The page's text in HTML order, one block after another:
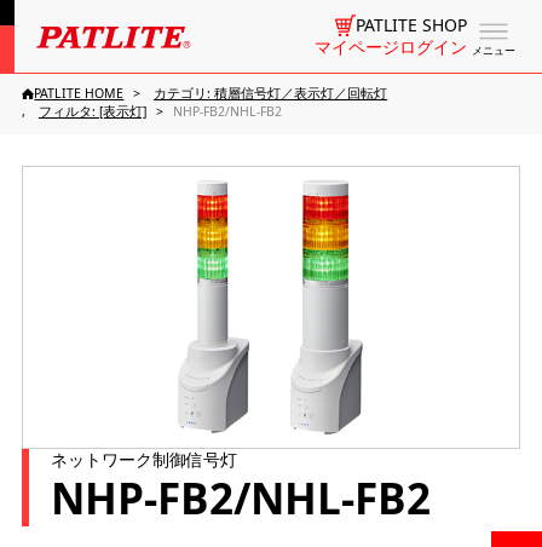
メニュー
PATLITE SHOP
マイページログイン
PATLITE HOME
カテゴリ: 積層信号灯／表示灯／回転灯
フィルタ: [表示灯]
NHP-FB2/NHL-FB2
ネットワーク制御信号灯
NHP-FB2/NHL-FB2